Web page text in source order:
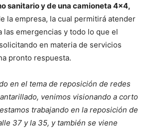
sanitario y de una camioneta 4×4,
la empresa, la cual permitirá atender
las emergencias y todo lo que el
en materia de servicios
pronto respuesta.
en el tema de reposición de redes
venimos visionando a corto
trabajando en la reposición de
37 y la 35, y también se viene